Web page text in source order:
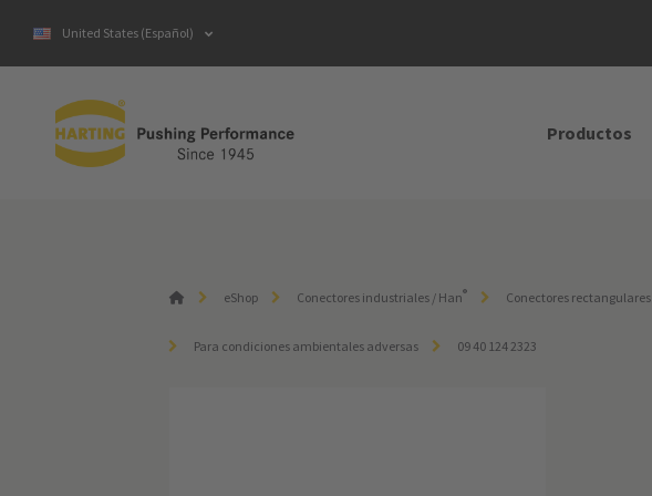
United States (Español)
Productos
eShop Conectores industriales / Han® Conectores rectangulares
Para condiciones ambientales adversas 09 40 124 2323